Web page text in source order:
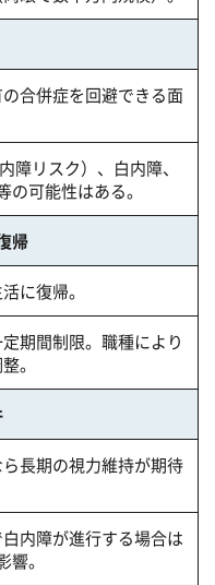
合併症を回避できる面
障リスク）、白内障、
可能性はある。
帰
に復帰。
期間制限。職種により
。
長期の視力維持が期待
内障が進行する場合は
響。